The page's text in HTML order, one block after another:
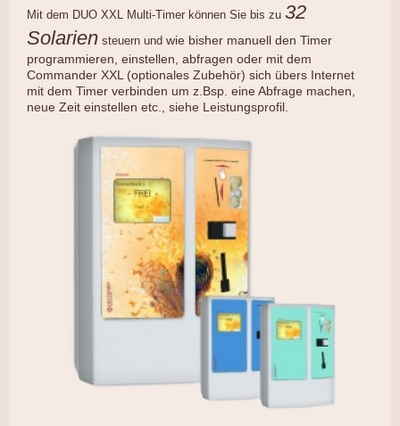
Mit dem DUO XXL Multi-Timer können Sie bis zu 32
Solarien steuern und wie bisher manuell den Timer
programmieren, einstellen, abfragen oder mit dem
Commander XXL (optionales Zubehör) sich übers Internet
mit dem Timer verbinden um z.Bsp. eine Abfrage machen,
neue Zeit einstellen etc., siehe Leistungsprofil.